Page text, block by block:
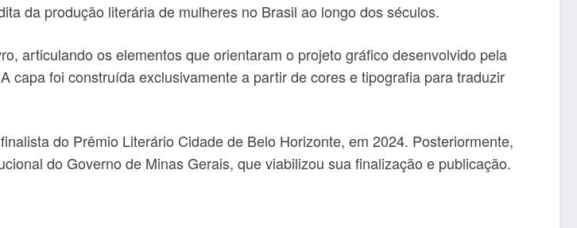
da produção literária de mulheres no Brasil ao longo dos séculos.
articulando os elementos que orientaram o projeto gráfico desenvolvido pela
capa foi construída exclusivamente a partir de cores e tipografia para traduzir
do Prêmio Literário Cidade de Belo Horizonte, em 2024. Posteriormente,
do Governo de Minas Gerais, que viabilizou sua finalização e publicação.